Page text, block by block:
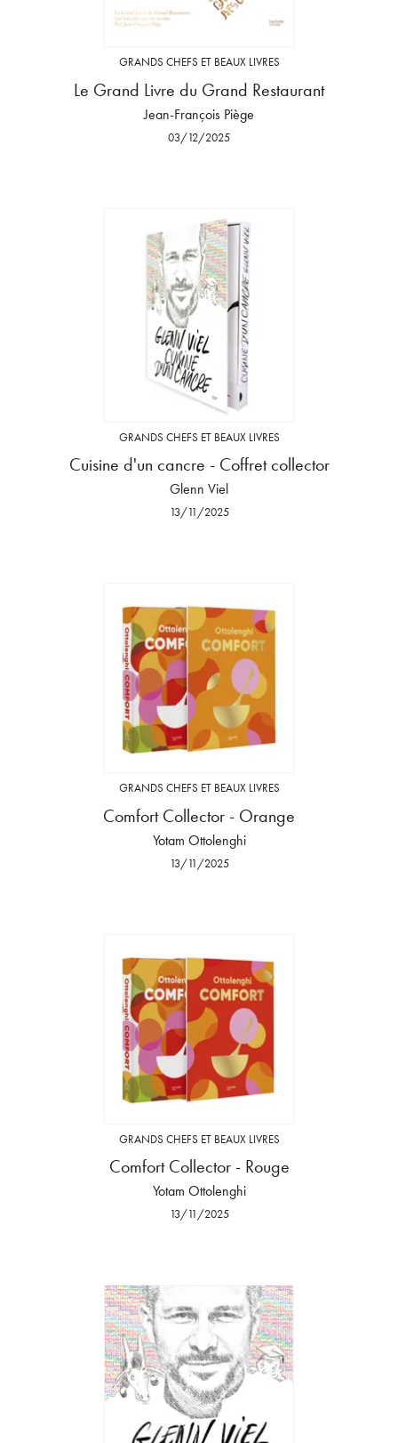
GRANDS CHEFS ET BEAUX LIVRES
Le Grand Livre du Grand Restaurant
Jean-François Piège
03/12/2025
GRANDS CHEFS ET BEAUX LIVRES
Cuisine d'un cancre - Coffret collector
Glenn Viel
13/11/2025
GRANDS CHEFS ET BEAUX LIVRES
Comfort Collector - Orange
Yotam Ottolenghi
13/11/2025
GRANDS CHEFS ET BEAUX LIVRES
Comfort Collector - Rouge
Yotam Ottolenghi
13/11/2025